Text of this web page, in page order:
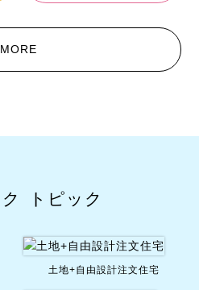
MORE
トピック
土地+自由設計注文住宅